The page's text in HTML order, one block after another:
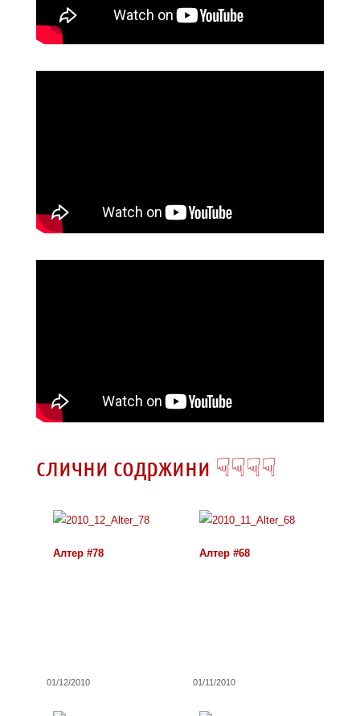
слични содржини ☟☟☟☟
Алтер #78
01/12/2010
Алтер #68
01/11/2010